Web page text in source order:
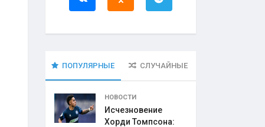
ПОПУЛЯРНЫЕ СЛУЧАЙНЫЕ
НОВОСТИ
Исчезновение
Хорди Томпсона: